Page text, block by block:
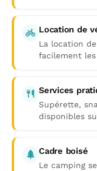
Location de
La location
facilement
Services
Supérette,
disponibles
Cadre boisé
Le camping